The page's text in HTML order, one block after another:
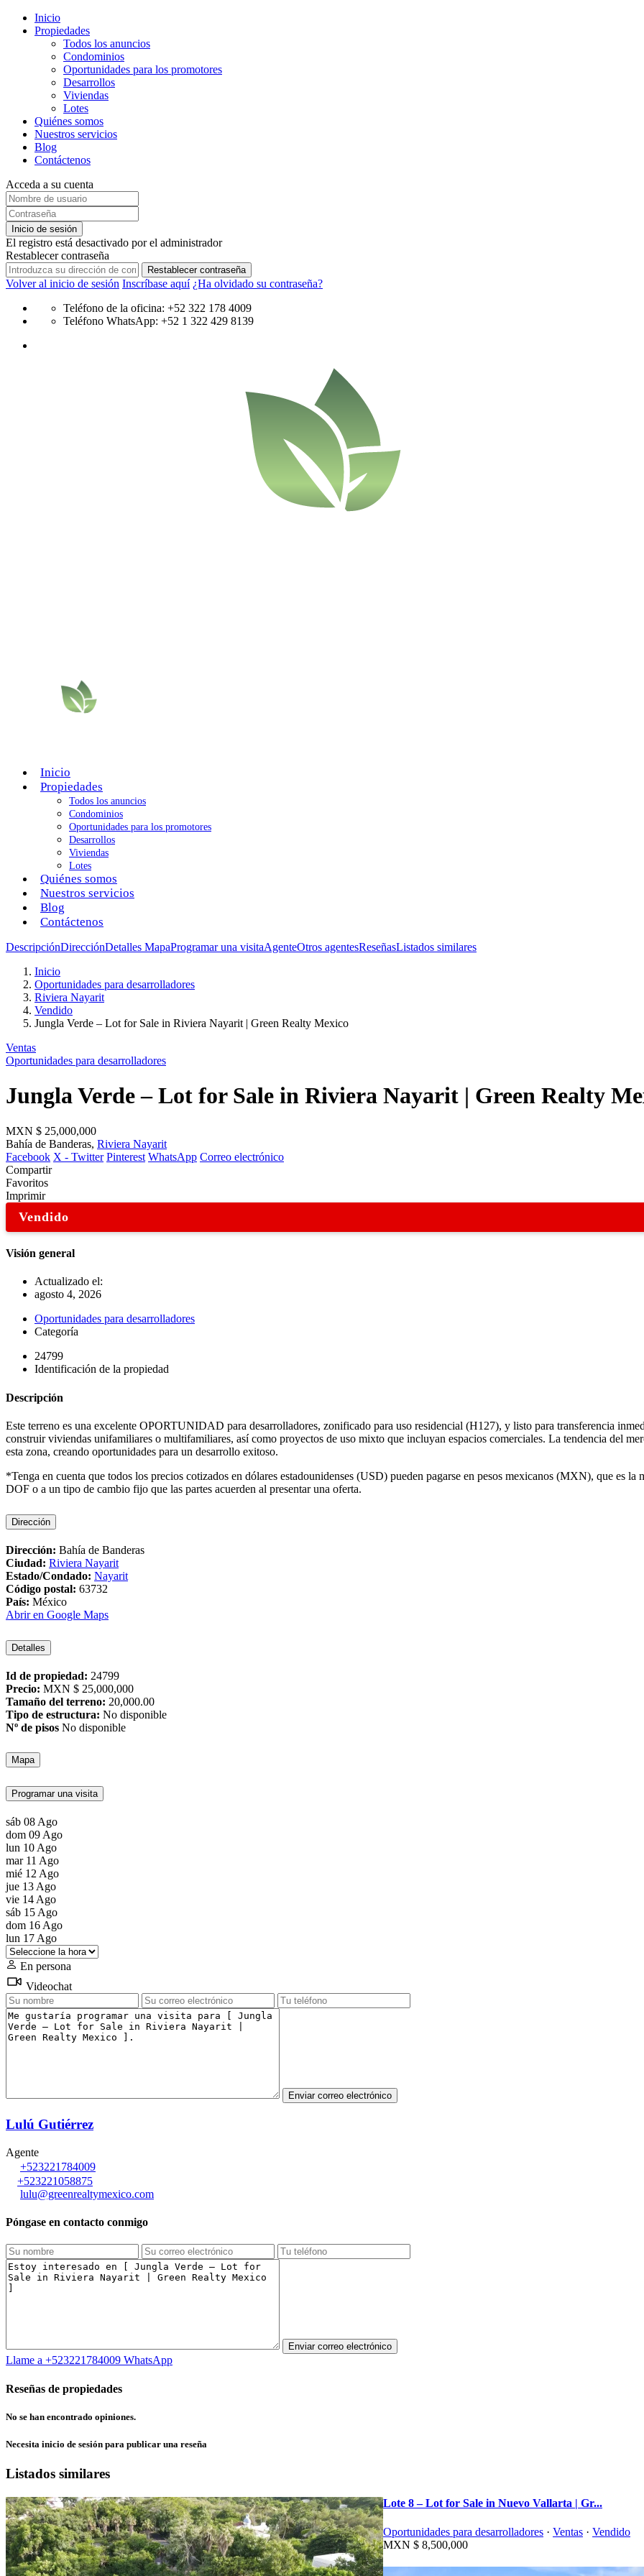
Inicio
Propiedades
Todos los anuncios
Condominios
Oportunidades para los promotores
Desarrollos
Viviendas
Lotes
Quiénes somos
Nuestros servicios
Blog
Contáctenos
Acceda a su cuenta
Inicio de sesión
El registro está desactivado por el administrador
Restablecer contraseña
Restablecer contraseña
Volver al inicio de sesión Inscríbase aquí ¿Ha olvidado su contraseña?
Teléfono de la oficina: +52 322 178 4009
Teléfono WhatsApp: +52 1 322 429 8139
Inicio
Propiedades
Todos los anuncios
Condominios
Oportunidades para los promotores
Desarrollos
Viviendas
Lotes
Quiénes somos
Nuestros servicios
Blog
Contáctenos
DescripciónDirecciónDetalles MapaProgramar una visitaAgenteOtros agentesReseñasListados similares
Inicio
Oportunidades para desarrolladores
Riviera Nayarit
Vendido
Jungla Verde – Lot for Sale in Riviera Nayarit | Green Realty Mexico
Ventas
Oportunidades para desarrolladores
Jungla Verde – Lot for Sale in Riviera Nayarit | Green Realty
MXN $ 25,000,000
Bahía de Banderas, Riviera Nayarit
Facebook X - Twitter Pinterest WhatsApp Correo electrónico
Compartir
Favoritos
Imprimir
Vendido
Visión general
Actualizado el:
agosto 4, 2026
Oportunidades para desarrolladores
Categoría
24799
Identificación de la propiedad
Descripción
Este terreno es una excelente OPORTUNIDAD para desarrolladores, zonificado para uso residencial (H127), y listo para transferencia
construir viviendas unifamiliares o multifamiliares, así como proyectos de uso mixto que incluyan espacios comerciales. La tendencia del
esta zona, creando oportunidades para un desarrollo exitoso.
*Tenga en cuenta que todos los precios cotizados en dólares estadounidenses (USD) pueden pagarse en pesos mexicanos (MXN), que es
DOF o a un tipo de cambio fijo que las partes acuerden al presentar una oferta.
Dirección
Dirección: Bahía de Banderas
Ciudad: Riviera Nayarit
Estado/Condado: Nayarit
Código postal: 63732
País: México
Abrir en Google Maps
Detalles
Id de propiedad: 24799
Precio: MXN $ 25,000,000
Tamaño del terreno: 20,000.00
Tipo de estructura: No disponible
Nº de pisos No disponible
Mapa
Programar una visita
sáb 08 Ago
dom 09 Ago
lun 10 Ago
mar 11 Ago
mié 12 Ago
jue 13 Ago
vie 14 Ago
sáb 15 Ago
dom 16 Ago
lun 17 Ago
En persona
Videochat
Lulú Gutiérrez
Agente
+523221784009
+523221058875
lulu@greenrealtymexico.com
Póngase en contacto conmigo
Llame a +523221784009 WhatsApp
Reseñas de propiedades
No se han encontrado opiniones.
Necesita inicio de sesión para publicar una reseña
Listados similares
Lote 8 – Lot for Sale in Nuevo Vallarta | Gr...
Oportunidades para desarrolladores · Ventas · Vendido
MXN $ 8,500,000